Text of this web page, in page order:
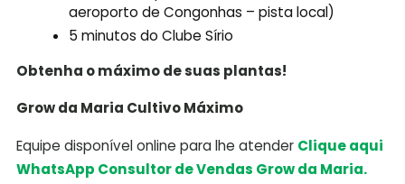
aeroporto de Congonhas – pista local)
5 minutos do Clube Sírio
Obtenha o máximo de suas plantas!
Grow da Maria Cultivo Máximo
Equipe disponível online para lhe atender Clique aqui
WhatsApp Consultor de Vendas Grow da Maria.